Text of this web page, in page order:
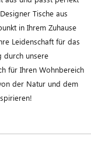
Tische aus
in Ihrem Zuhause
Leidenschaft für das
durch unsere
für Ihren Wohnbereich
der Natur und dem